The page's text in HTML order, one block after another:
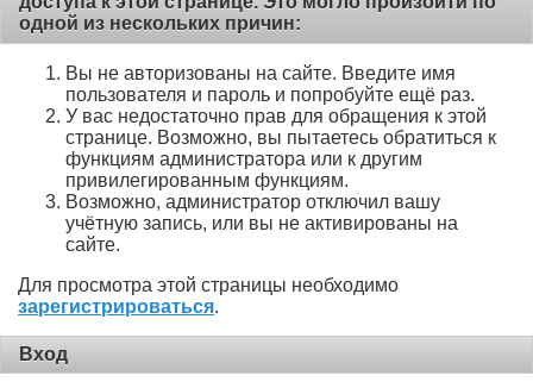
одной из нескольких причин:
Вы не авторизованы на сайте. Введите имя
пользователя и пароль и попробуйте ещё раз.
У вас недостаточно прав для обращения к этой
странице. Возможно, вы пытаетесь обратиться к
функциям администратора или к другим
привилегированным функциям.
Возможно, администратор отключил вашу
учётную запись, или вы не активированы на
сайте.
Для просмотра этой страницы необходимо
зарегистрироваться.
Вход